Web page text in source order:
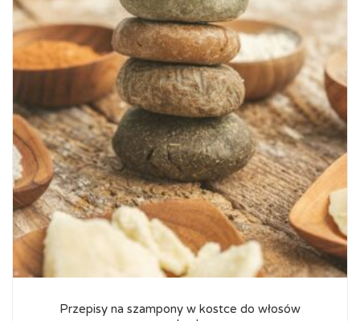
Przepisy na szampony w kostce do włosów